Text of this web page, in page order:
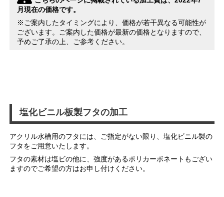
月現在の価格です。
※ご案内したタイミングにより、価格が若干異なる可能性が
ございます。ご案内した価格が最新の価格となりますので、
予めご了承の上、ご参考ください。
塩化ビニル板製フタの加工
アクリル水槽用のフタには、ご指定がない限り、塩化ビニル製の
フタをご用意いたします。
フタの素材は塩ビの他に、強度があるポリカーボネートもござい
ますのでご希望の方はお申し付けください。